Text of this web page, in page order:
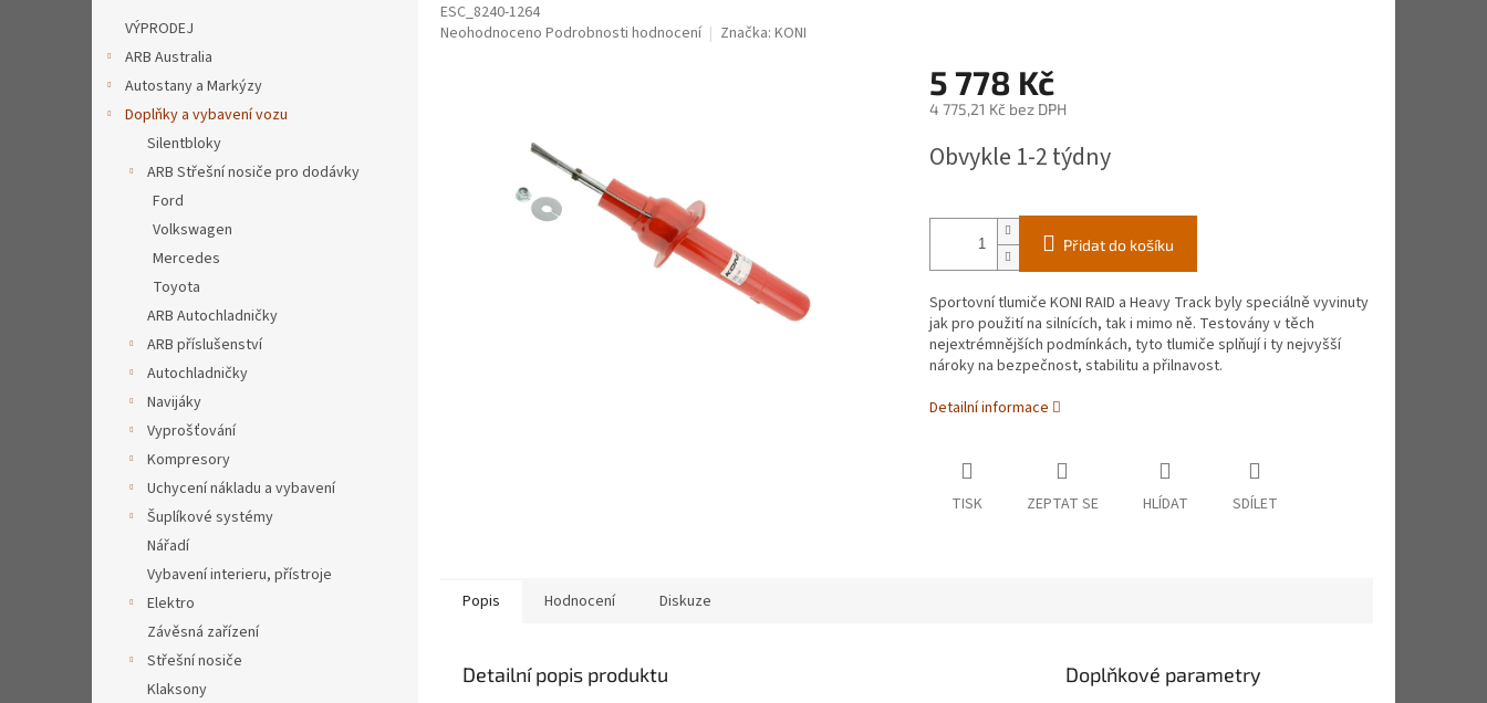
VÝPRODEJ
ARB Australia
Autostany a Markýzy
Doplňky a vybavení vozu
Silentbloky
ARB Střešní nosiče pro dodávky
Ford
Volkswagen
Mercedes
Toyota
ARB Autochladničky
ARB příslušenství
Autochladničky
Navijáky
Vyprošťování
Kompresory
Uchycení nákladu a vybavení
Šuplíkové systémy
Nářadí
Vybavení interieru, přístroje
Elektro
Závěsná zařízení
Střešní nosiče
Klaksony
ESC_8240-1264
Průměrné
Neohodnoceno Podrobnosti hodnocení Značka: KONI
5 778 Kč
4 775,21 Kč bez DPH
cena:
Obvykle 1-2 týdny
Přidat do košíku
Sportovní tlumiče KONI RAID a Heavy Track byly speciálně vyvinuty
jak pro použití na silnících, tak i mimo ně. Testovány v těch
nejextrémnějších podmínkách, tyto tlumiče splňují i ty nejvyšší
nároky na bezpečnost, stabilitu a přilnavost.
Detailní informace
TISK ZEPTAT SE HLÍDAT SDÍLET
Popis Hodnocení Diskuze
Detailní popis produktu Doplňkové parametry